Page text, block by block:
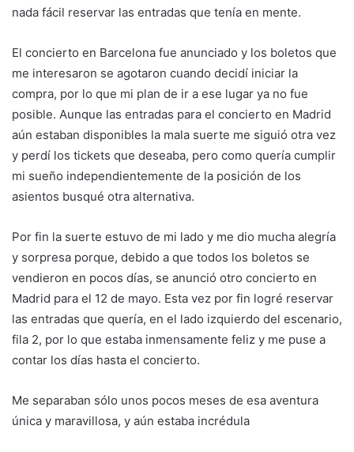
nada fácil reservar las entradas que tenía en mente.
El concierto en Barcelona fue anunciado y los boletos que
me interesaron se agotaron cuando decidí iniciar la
compra, por lo que mi plan de ir a ese lugar ya no fue
posible. Aunque las entradas para el concierto en Madrid
aún estaban disponibles la mala suerte me siguió otra vez
y perdí los tickets que deseaba, pero como quería cumplir
mi sueño independientemente de la posición de los
asientos busqué otra alternativa.
Por fin la suerte estuvo de mi lado y me dio mucha alegría
y sorpresa porque, debido a que todos los boletos se
vendieron en pocos días, se anunció otro concierto en
Madrid para el 12 de mayo. Esta vez por fin logré reservar
las entradas que quería, en el lado izquierdo del escenario,
fila 2, por lo que estaba inmensamente feliz y me puse a
contar los días hasta el concierto.
Me separaban sólo unos pocos meses de esa aventura
única y maravillosa, y aún estaba incrédula